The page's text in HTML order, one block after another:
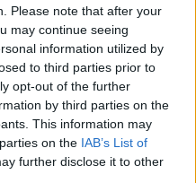
Please note that after your
may continue seeing
information utilized by
to third parties prior to
opt-out of the further
by third parties on the
This information may
on the IAB’s List of
further disclose it to other